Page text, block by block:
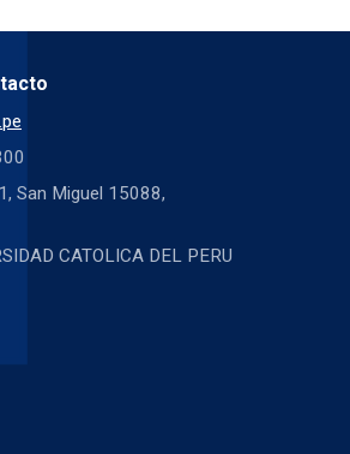
San Miguel 15088,
CATOLICA DEL PERU